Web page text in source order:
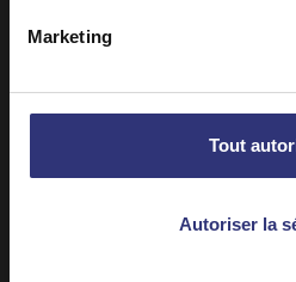
Marketing
Tout
Autoriser la